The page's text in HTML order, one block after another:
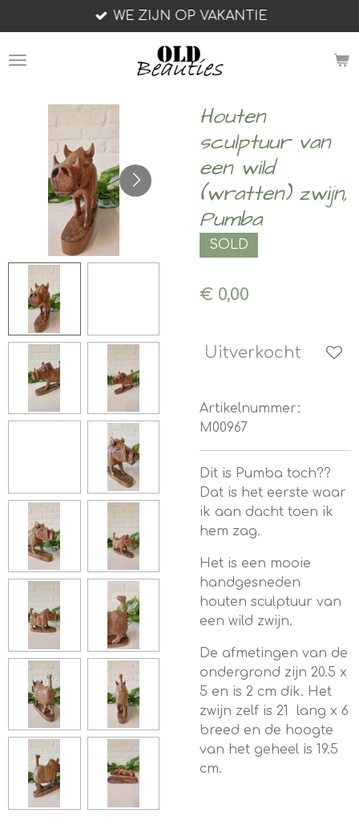
direct
naar
WE ZIJN OP VAKANTIE
Houten
sculptuur van
een wild
(wratten) zwijn,
Pumba
SOLD
€ 0,00
Uitverkocht
Artikelnummer:
M00967
Dit is Pumba toch??
Dat is het eerste waar
ik aan dacht toen ik
hem zag.
Het is een mooie
handgesneden
houten sculptuur van
een wild zwijn.
De afmetingen van de
ondergrond zijn 20.5 x
5 en is 2 cm dik. Het
zwijn zelf is 21 lang x 6
breed en de hoogte
van het geheel is 19.5
cm.